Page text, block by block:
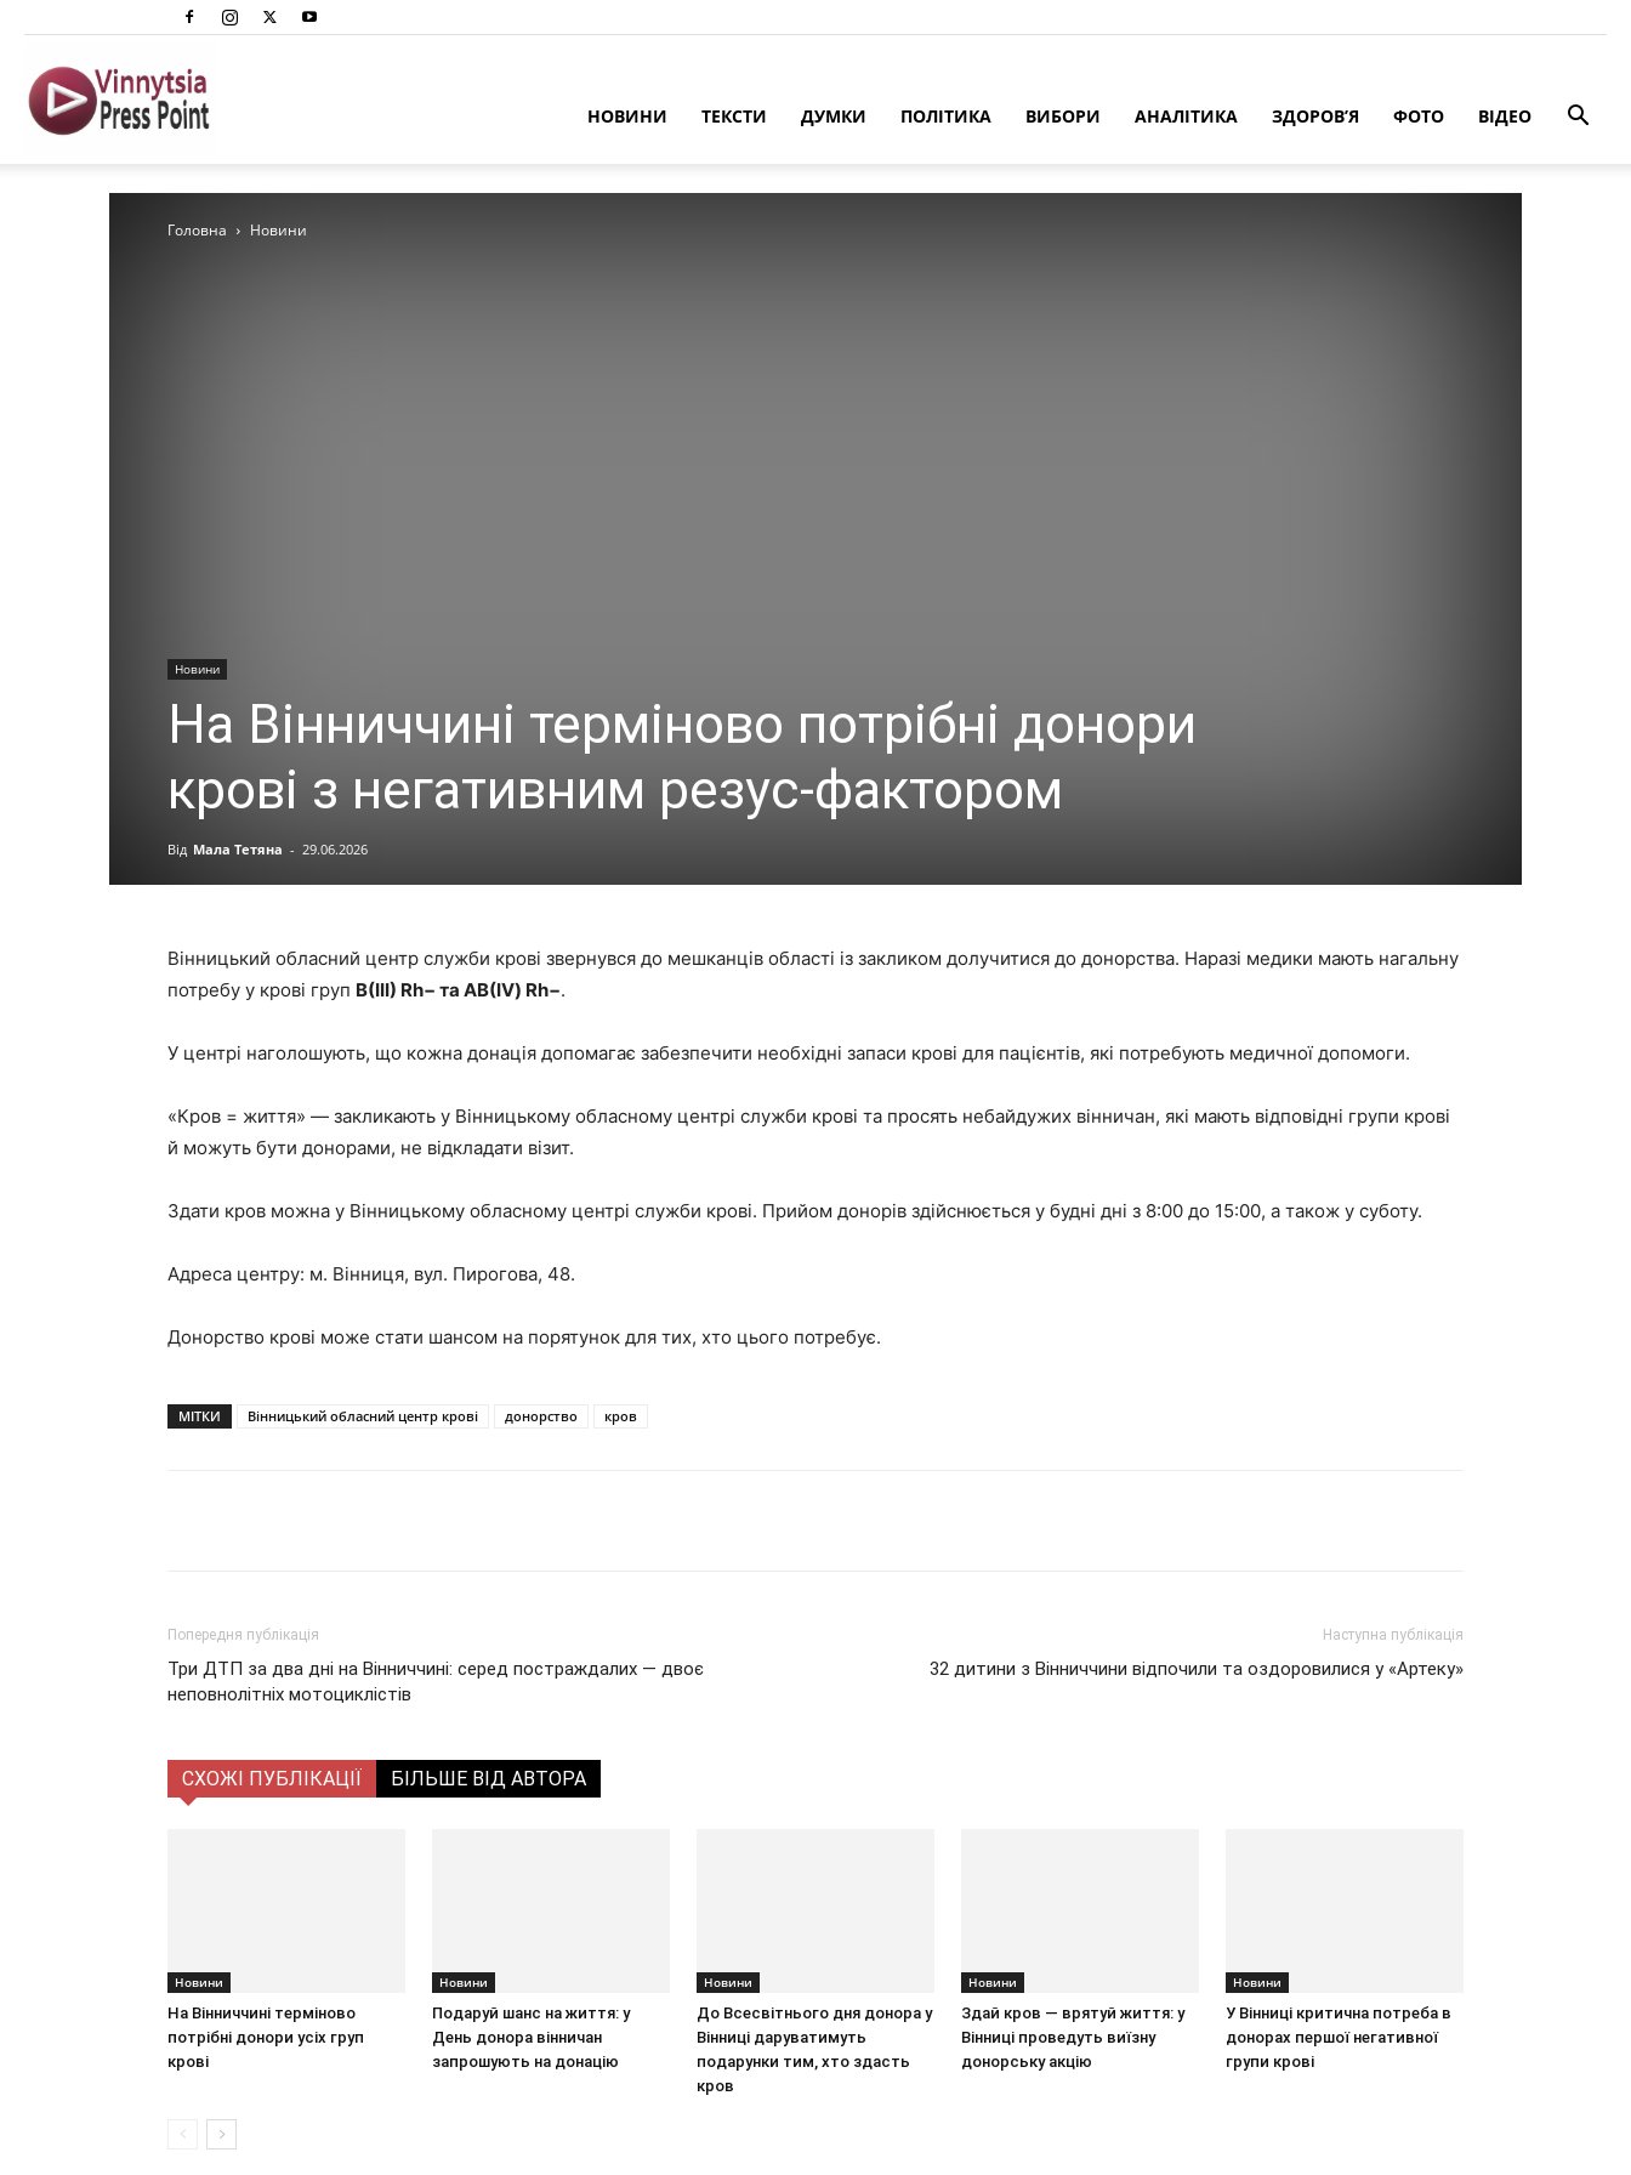
Преспоінт
НОВИНИ ТЕКСТИ ДУМКИ ПОЛІТИКА ВИБОРИ АНАЛІТИКА ЗДОРОВ’Я ФОТО ВІДЕО
Головна Новини
Новини
На Вінниччині терміново потрібні донори
крові з негативним резус-фактором
Від Мала Тетяна - 29.06.2026
Вінницький обласний центр служби крові звернувся до мешканців області із закликом долучитися до донорства. Наразі медики мають нагальну
потребу у крові груп В(ІІІ) Rh− та АВ(IV) Rh−.
У центрі наголошують, що кожна донація допомагає забезпечити необхідні запаси крові для пацієнтів, які потребують медичної допомоги.
«Кров = життя» — закликають у Вінницькому обласному центрі служби крові та просять небайдужих вінничан, які мають відповідні групи крові
й можуть бути донорами, не відкладати візит.
Здати кров можна у Вінницькому обласному центрі служби крові. Прийом донорів здійснюється у будні дні з 8:00 до 15:00, а також у суботу.
Адреса центру: м. Вінниця, вул. Пирогова, 48.
Донорство крові може стати шансом на порятунок для тих, хто цього потребує.
МІТКИ Вінницький обласний центр крові донорство кров
Попередня публікація
Три ДТП за два дні на Вінниччині: серед постраждалих — двоє
неповнолітніх мотоциклістів
Наступна публікація
32 дитини з Вінниччини відпочили та оздоровилися у «Артеку»
СХОЖІ ПУБЛІКАЦІЇ БІЛЬШЕ ВІД АВТОРА
Новини
На Вінниччині терміново
потрібні донори усіх груп
крові
Новини
Подаруй шанс на життя: у
День донора вінничан
запрошують на донацію
Новини
До Всесвітнього дня донора у
Вінниці даруватимуть
подарунки тим, хто здасть
кров
Новини
Здай кров — врятуй життя: у
Вінниці проведуть виїзну
донорську акцію
Новини
У Вінниці критична потреба в
донорах першої негативної
групи крові